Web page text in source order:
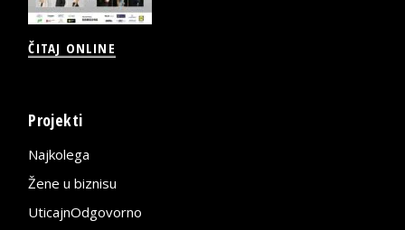
ČITAJ ONLINE
Projekti
Najkolega
Žene u biznisu
UticajnOdgovorno